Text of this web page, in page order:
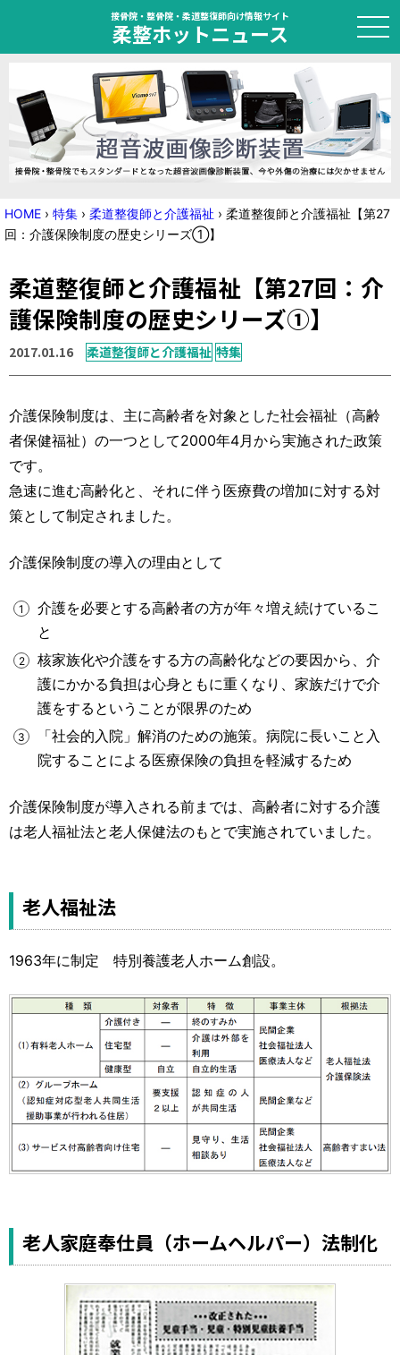
接骨院・整骨院・柔道整復師向け情報サイト
柔整ホットニュース
HOME
トピック
ニュース
国家試験対策
学会・セミナー情報
運営元 お問い合わせ
HOME › 特集 › 柔道整復師と介護福祉 › 柔道整復師と介護福祉【第27
回：介護保険制度の歴史シリーズ①】
柔道整復師と介護福祉【第27回：介
護保険制度の歴史シリーズ①】
2017.01.16 柔道整復師と介護福祉 特集
介護保険制度は、主に高齢者を対象とした社会福祉（高齢
者保健福祉）の一つとして2000年4月から実施された政策
です。
急速に進む高齢化と、それに伴う医療費の増加に対する対
策として制定されました。
介護保険制度の導入の理由として
介護を必要とする高齢者の方が年々増え続けているこ
と
核家族化や介護をする方の高齢化などの要因から、介
護にかかる負担は心身ともに重くなり、家族だけで介
護をするということが限界のため
「社会的入院」解消のための施策。病院に長いこと入
院することによる医療保険の負担を軽減するため
介護保険制度が導入される前までは、高齢者に対する介護
は老人福祉法と老人保健法のもとで実施されていました。
老人福祉法
1963年に制定 特別養護老人ホーム創設。
老人家庭奉仕員（ホームヘルパー）法制化